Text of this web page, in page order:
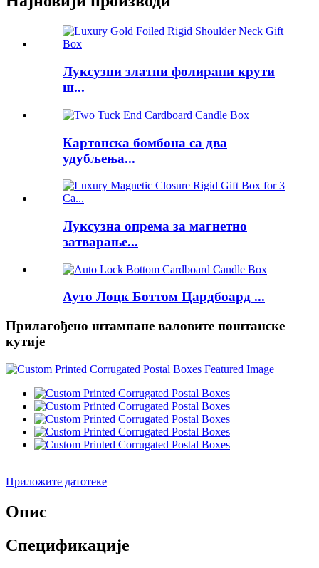
Луксузни златни фолирани крути
ш...
Картонска бомбона са два
удубљења...
Луксузна опрема за магнетно
затварање...
Ауто Лоцк Боттом Цардбоард ...
Прилагођено штампане валовите поштанске
кутије
Приложите датотеке
Опис
Спецификације